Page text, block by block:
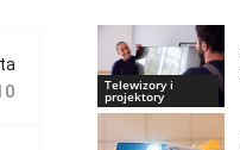
Telewizory i
projektory